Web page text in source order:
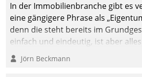
In der Immobilienbranche gibt es
eine gängigere Phrase als
denn die steht bereits im
einfach und eindeutig, ist aber
Branchenbeschäftigte wissen.
Verantwortung folgen
Jörn Beckmann